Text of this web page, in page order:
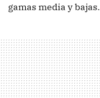
gamas media y bajas.